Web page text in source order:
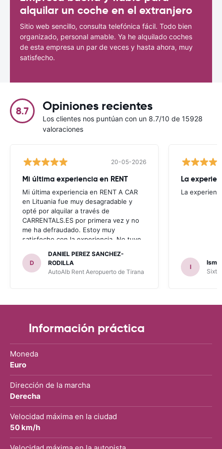
alquilar un coche en el extranjero
Sitio web sencillo, consulta telefónica fácil. Todo bien
organizado, personal amable. Ya he alquilado coches
de esta empresa un par de veces y hasta ahora, muy
satisfecho.
8.7 Opiniones recientes
Los clientes nos puntúan con un 8.7/10 de 15928
valoraciones
20-05-2026
Mi última experiencia en RENT
Mi última experiencia en RENT A CAR
en Lituania fue muy desagradable y
opté por alquilar a través de
CARRENTALS.ES por primera vez y no
me ha defraudado. Estoy muy
satisfecho con la experiencia. No tuve
invitaron a adquirir un seguro (como
había leído en varios blog). En mis
anteriores viajes nunca había alquilado
con CARRETALS. Muchas gracias.
para ALBANIA
D
DANIEL PEREZ SANCHEZ-
RODILLA
AutoAlb Rent Aeropuerto de Tirana
La
La
I
Sixt
Información práctica
Moneda
Euro
Dirección de la marcha
Derecha
Velocidad máxima en la ciudad
50 km/h